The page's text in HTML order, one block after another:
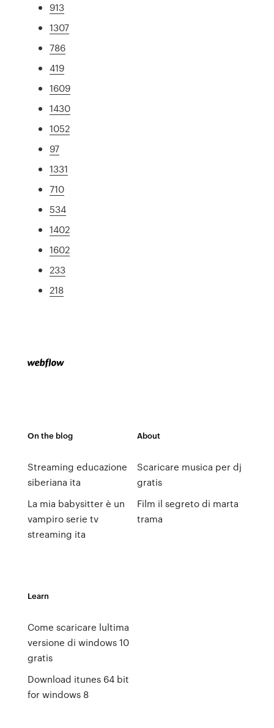
913
1307
786
419
1609
1430
1052
97
1331
710
534
1402
1602
233
218
On the blog
Streaming educazione
siberiana ita
La mia babysitter è un
vampiro serie tv
streaming ita
About
Scaricare musica per dj
gratis
Film il segreto di marta
trama
Learn
Come scaricare lultima
versione di windows 10
gratis
Download itunes 64 bit
for windows 8